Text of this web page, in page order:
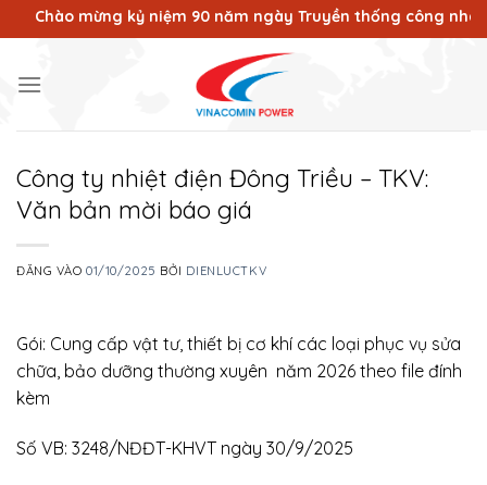
qua
dung
mừng kỷ niệm 90 năm ngày Truyền thống công nhân
Công ty nhiệt điện Đông Triều – TKV:
Văn bản mời báo giá
ĐĂNG VÀO01/10/2025 BỞI DIENLUCTKV
Gói: Cung cấp vật tư, thiết bị cơ khí các loại phục vụ sửa
chữa, bảo dưỡng thường xuyên năm 2026 theo file đính
kèm
Số VB: 3248/NĐĐT-KHVT ngày 30/9/2025